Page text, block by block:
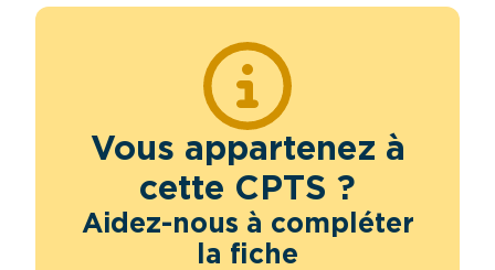
Vous appartenez à
cette CPTS ?
Aidez-nous à compléter
la fiche